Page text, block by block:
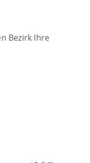
Bezirk Ihre